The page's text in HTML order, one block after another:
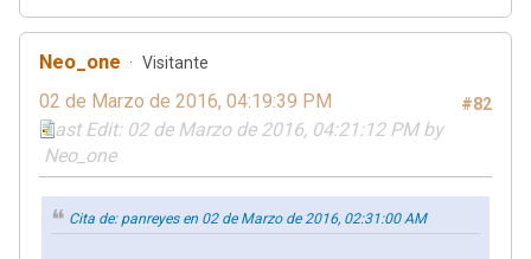
Neo_one Visitante
#82
02 de Marzo de 2016, 04:19:39 PM
Last Edit: 02 de Marzo de 2016, 04:21:12 PM by
Neo_one
Cita de: panreyes en 02 de Marzo de 2016, 02:31:00 AM